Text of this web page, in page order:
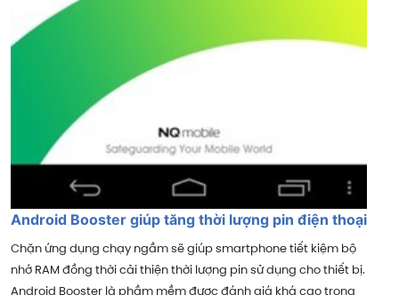
Android Booster giúp tăng thời lượng pin điện thoại
Chặn ứng dụng chạy ngầm sẽ giúp smartphone tiết kiệm bộ
nhớ RAM đồng thời cải thiện thời lượng pin sử dụng cho thiết bị.
Android Booster là phầm mềm được đánh giá khá cao trong